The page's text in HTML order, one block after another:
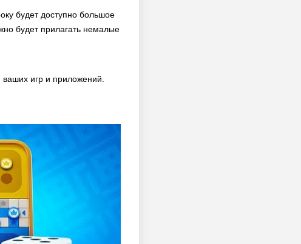
будет доступно большое
будет прилагать немалые
игр и приложений.